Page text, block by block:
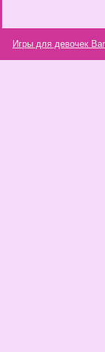
Игры для девочек